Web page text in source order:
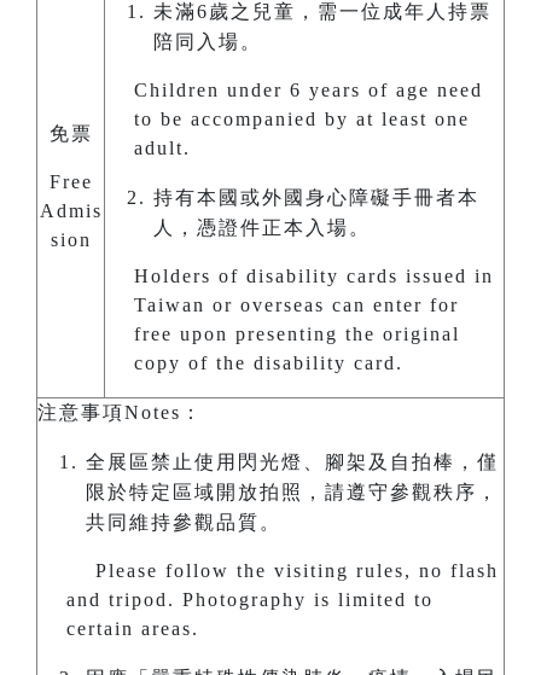
免票
Free
Admis
sion
未滿6歲之兒童，需一位成年人持票
陪同入場。
Children under 6 years of age need
to be accompanied by at least one
adult.
持有本國或外國身心障礙手冊者本
人，憑證件正本入場。
Holders of disability cards issued in
Taiwan or overseas can enter for
free upon presenting the original
copy of the disability card.
注意事項Notes：
全展區禁止使用閃光燈、腳架及自拍棒，僅
限於特定區域開放拍照，請遵守參觀秩序，
共同維持參觀品質。
Please follow the visiting rules, no flash
and tripod. Photography is limited to
certain areas.